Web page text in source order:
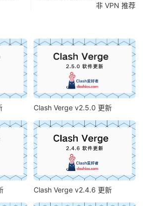
非 VPN 推荐
Clash Verge v2.5.0 更新
Clash Verge v2.4.6 更新